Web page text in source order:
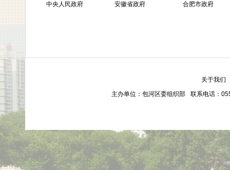
中央人民政府 安徽省政府 合肥市政府
关于我们
主办单位：包河区委组织部
联系电话：